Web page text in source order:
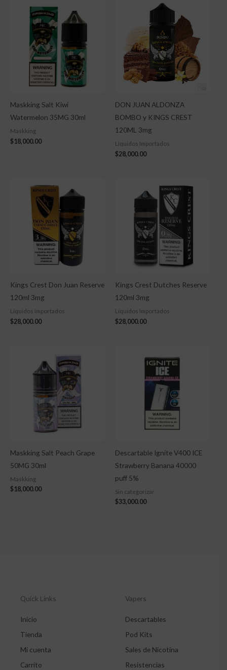
Maskking Salt Kiwi
Watermelon 35MG 30ml
Maskking
$18,000.00
DON JUAN ALDONZA
BOMBO y KINGS CREST
120ML 3mg
Líquidos Importados
$28,000.00
Kings Crest Don Juan Reserve
120ml 3mg
Líquidos Importados
$28,000.00
Kings Crest Dutches Reserve
120ml 3mg
Líquidos Importados
$28,000.00
Maskking Salt Peach Grape
50MG 30ml
Maskking
$18,000.00
Descartable Ignite V400 ICE
Strawberry Banana 40000
puff 5%
Sin categorizar
$33,000.00
Quick Links
Inicio
Tienda
Mi cuenta
Carrito
Vapers
Descartables
Pod Kits
Sales de Nicotina
Resistencias